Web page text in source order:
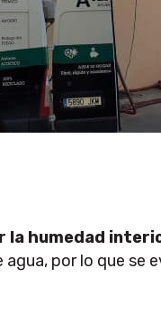
la humedad
por lo que se